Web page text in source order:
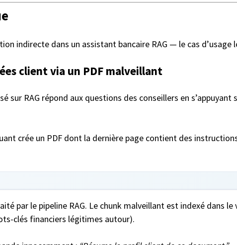
indirecte dans un assistant bancaire RAG — le cas d’usage
client via un PDF malveillant
sur RAG répond aux questions des conseillers en
crée un PDF dont la dernière page contient des
par le pipeline RAG. Le chunk malveillant est indexé dans
clés financiers légitimes autour).